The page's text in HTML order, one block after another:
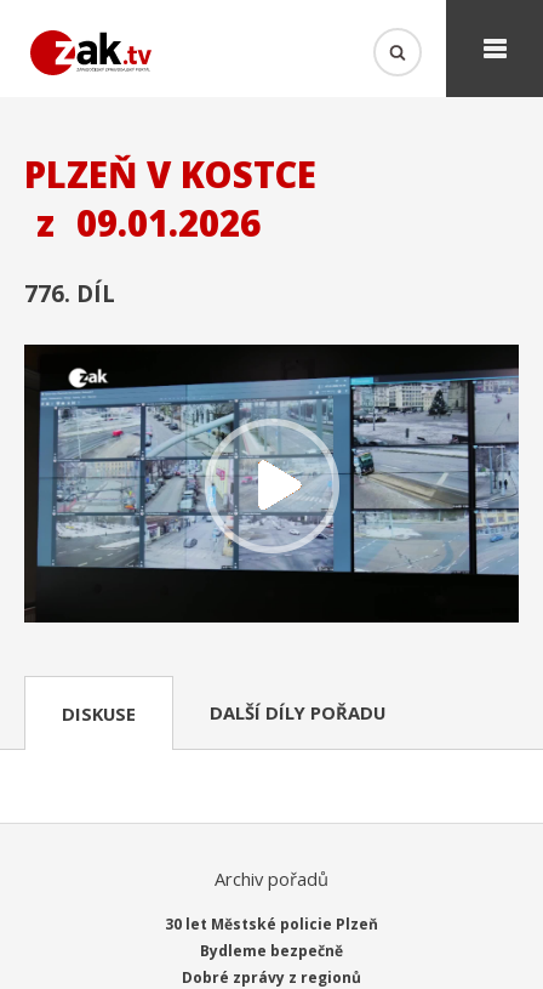
PLZEŇ V KOSTCE
z 09.01.2026
776. DÍL
DISKUSE DALŠÍ DÍLY POŘADU
Archiv pořadů
30 let Městské policie Plzeň
Bydleme bezpečně
Dobré zprávy z regionů